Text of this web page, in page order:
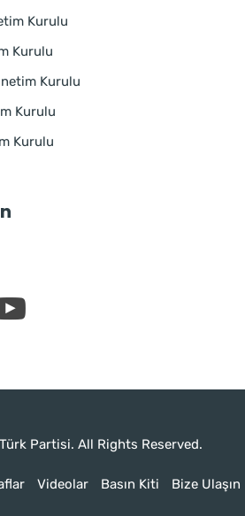
Kurulu
Kurulu
Kurulu
Kurulu
Kurulu
Partisi. All Rights Reserved.
Videolar Basın Kiti Bize Ulaşın